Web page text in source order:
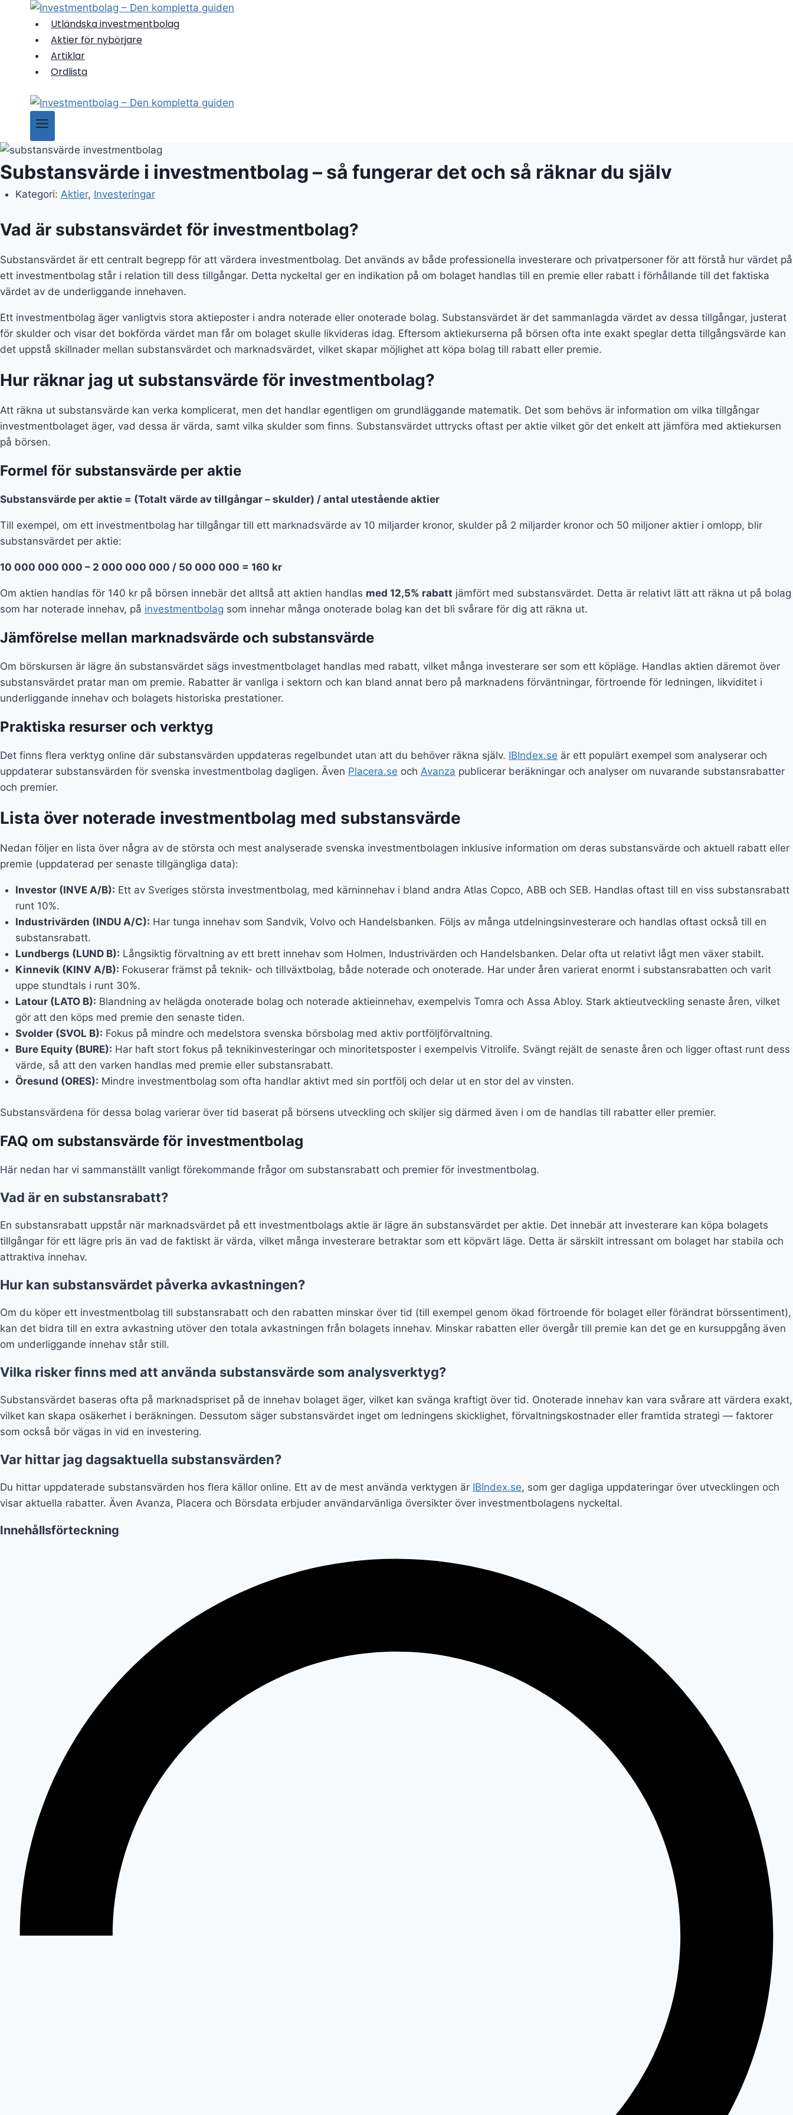
Utländska investmentbolag
Aktier för nybörjare
Artiklar
Ordlista
Substansvärde i investmentbolag – så fungerar det och så räknar du själv
Kategori: Aktier, Investeringar
Vad är substansvärdet för investmentbolag?
Substansvärdet är ett centralt begrepp för att värdera investmentbolag. Det används av både professionella investerare och privatpersoner för att förstå hur värdet på
ett investmentbolag står i relation till dess tillgångar. Detta nyckeltal ger en indikation på om bolaget handlas till en premie eller rabatt i förhållande till det faktiska
värdet av de underliggande innehaven.
Ett investmentbolag äger vanligtvis stora aktieposter i andra noterade eller onoterade bolag. Substansvärdet är det sammanlagda värdet av dessa tillgångar, justerat
för skulder och visar det bokförda värdet man får om bolaget skulle likvideras idag. Eftersom aktiekurserna på börsen ofta inte exakt speglar detta tillgångsvärde kan
det uppstå skillnader mellan substansvärdet och marknadsvärdet, vilket skapar möjlighet att köpa bolag till rabatt eller premie.
Hur räknar jag ut substansvärde för investmentbolag?
Att räkna ut substansvärde kan verka komplicerat, men det handlar egentligen om grundläggande matematik. Det som behövs är information om vilka tillgångar
investmentbolaget äger, vad dessa är värda, samt vilka skulder som finns. Substansvärdet uttrycks oftast per aktie vilket gör det enkelt att jämföra med aktiekursen
på börsen.
Formel för substansvärde per aktie
Substansvärde per aktie = (Totalt värde av tillgångar – skulder) / antal utestående aktier
Till exempel, om ett investmentbolag har tillgångar till ett marknadsvärde av 10 miljarder kronor, skulder på 2 miljarder kronor och 50 miljoner aktier i omlopp, blir
substansvärdet per aktie:
10 000 000 000 – 2 000 000 000 / 50 000 000 = 160 kr
Om aktien handlas för 140 kr på börsen innebär det alltså att aktien handlas med 12,5% rabatt jämfört med substansvärdet. Detta är relativt lätt att räkna ut på bolag
som har noterade innehav, på investmentbolag som innehar många onoterade bolag kan det bli svårare för dig att räkna ut.
Jämförelse mellan marknadsvärde och substansvärde
Om börskursen är lägre än substansvärdet sägs investmentbolaget handlas med rabatt, vilket många investerare ser som ett köpläge. Handlas aktien däremot över
substansvärdet pratar man om premie. Rabatter är vanliga i sektorn och kan bland annat bero på marknadens förväntningar, förtroende för ledningen, likviditet i
underliggande innehav och bolagets historiska prestationer.
Praktiska resurser och verktyg
Det finns flera verktyg online där substansvärden uppdateras regelbundet utan att du behöver räkna själv. IBIndex.se är ett populärt exempel som analyserar och
uppdaterar substansvärden för svenska investmentbolag dagligen. Även Placera.se och Avanza publicerar beräkningar och analyser om nuvarande substansrabatter
och premier.
Lista över noterade investmentbolag med substansvärde
Nedan följer en lista över några av de största och mest analyserade svenska investmentbolagen inklusive information om deras substansvärde och aktuell rabatt eller
premie (uppdaterad per senaste tillgängliga data):
Investor (INVE A/B): Ett av Sveriges största investmentbolag, med kärninnehav i bland andra Atlas Copco, ABB och SEB. Handlas oftast till en viss substansrabatt
runt 10%.
Industrivärden (INDU A/C): Har tunga innehav som Sandvik, Volvo och Handelsbanken. Följs av många utdelningsinvesterare och handlas oftast också till en
substansrabatt.
Lundbergs (LUND B): Långsiktig förvaltning av ett brett innehav som Holmen, Industrivärden och Handelsbanken. Delar ofta ut relativt lågt men växer stabilt.
Kinnevik (KINV A/B): Fokuserar främst på teknik- och tillväxtbolag, både noterade och onoterade. Har under åren varierat enormt i substansrabatten och varit
uppe stundtals i runt 30%.
Latour (LATO B): Blandning av helägda onoterade bolag och noterade aktieinnehav, exempelvis Tomra och Assa Abloy. Stark aktieutveckling senaste åren, vilket
gör att den köps med premie den senaste tiden.
Svolder (SVOL B): Fokus på mindre och medelstora svenska börsbolag med aktiv portföljförvaltning.
Bure Equity (BURE): Har haft stort fokus på teknikinvesteringar och minoritetsposter i exempelvis Vitrolife. Svängt rejält de senaste åren och ligger oftast runt dess
värde, så att den varken handlas med premie eller substansrabatt.
Öresund (ORES): Mindre investmentbolag som ofta handlar aktivt med sin portfölj och delar ut en stor del av vinsten.
Substansvärdena för dessa bolag varierar över tid baserat på börsens utveckling och skiljer sig därmed även i om de handlas till rabatter eller premier.
FAQ om substansvärde för investmentbolag
Här nedan har vi sammanställt vanligt förekommande frågor om substansrabatt och premier för investmentbolag.
Vad är en substansrabatt?
En substansrabatt uppstår när marknadsvärdet på ett investmentbolags aktie är lägre än substansvärdet per aktie. Det innebär att investerare kan köpa bolagets
tillgångar för ett lägre pris än vad de faktiskt är värda, vilket många investerare betraktar som ett köpvärt läge. Detta är särskilt intressant om bolaget har stabila och
attraktiva innehav.
Hur kan substansvärdet påverka avkastningen?
Om du köper ett investmentbolag till substansrabatt och den rabatten minskar över tid (till exempel genom ökad förtroende för bolaget eller förändrat börssentiment),
kan det bidra till en extra avkastning utöver den totala avkastningen från bolagets innehav. Minskar rabatten eller övergår till premie kan det ge en kursuppgång även
om underliggande innehav står still.
Vilka risker finns med att använda substansvärde som analysverktyg?
Substansvärdet baseras ofta på marknadspriset på de innehav bolaget äger, vilket kan svänga kraftigt över tid. Onoterade innehav kan vara svårare att värdera exakt,
vilket kan skapa osäkerhet i beräkningen. Dessutom säger substansvärdet inget om ledningens skicklighet, förvaltningskostnader eller framtida strategi — faktorer
som också bör vägas in vid en investering.
Var hittar jag dagsaktuella substansvärden?
Du hittar uppdaterade substansvärden hos flera källor online. Ett av de mest använda verktygen är IBIndex.se, som ger dagliga uppdateringar över utvecklingen och
visar aktuella rabatter. Även Avanza, Placera och Börsdata erbjuder användarvänliga översikter över investmentbolagens nyckeltal.
Innehållsförteckning